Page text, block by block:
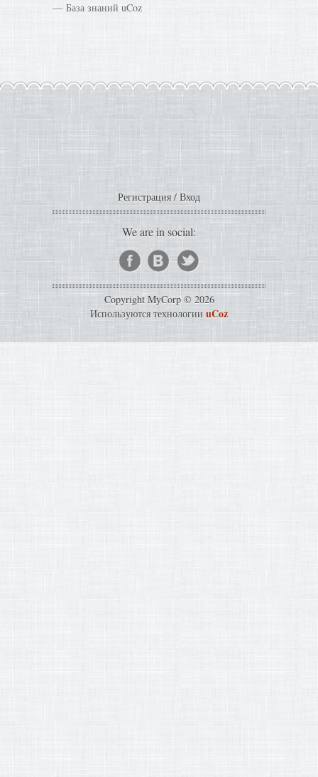
База знаний uCoz
Регистрация / Вход
We are in social:
Copyright MyCorp © 2026
Используются технологии uCoz